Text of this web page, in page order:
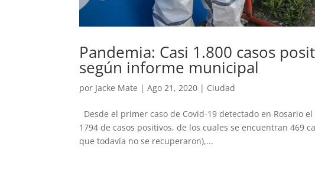
Pandemia: Casi 1.800 casos
según informe municipal
por Jacke Mate |Ago 21, 2020 | Ciudad
Desde el primer caso de Covid-19 detectado en Rosario
1794 de casos positivos, de los cuales se encuentran 469
que todavía no se recuperaron),...